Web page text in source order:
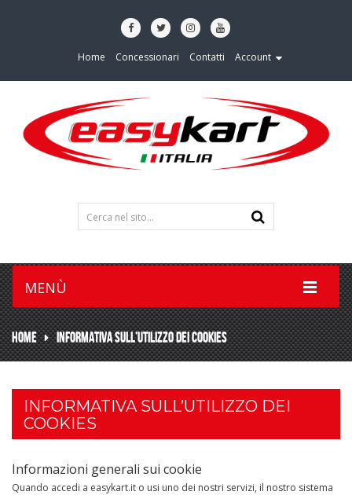
Home Concessionari Contatti Account
MENÙ
HOME INFORMATIVA SULL’UTILIZZO DEI COOKIES
INFORMATIVA SULL’UTILIZZO DEI
COOKIES
Informazioni generali sui cookie
Quando accedi a easykart.it o usi uno dei nostri servizi, il nostro sistema